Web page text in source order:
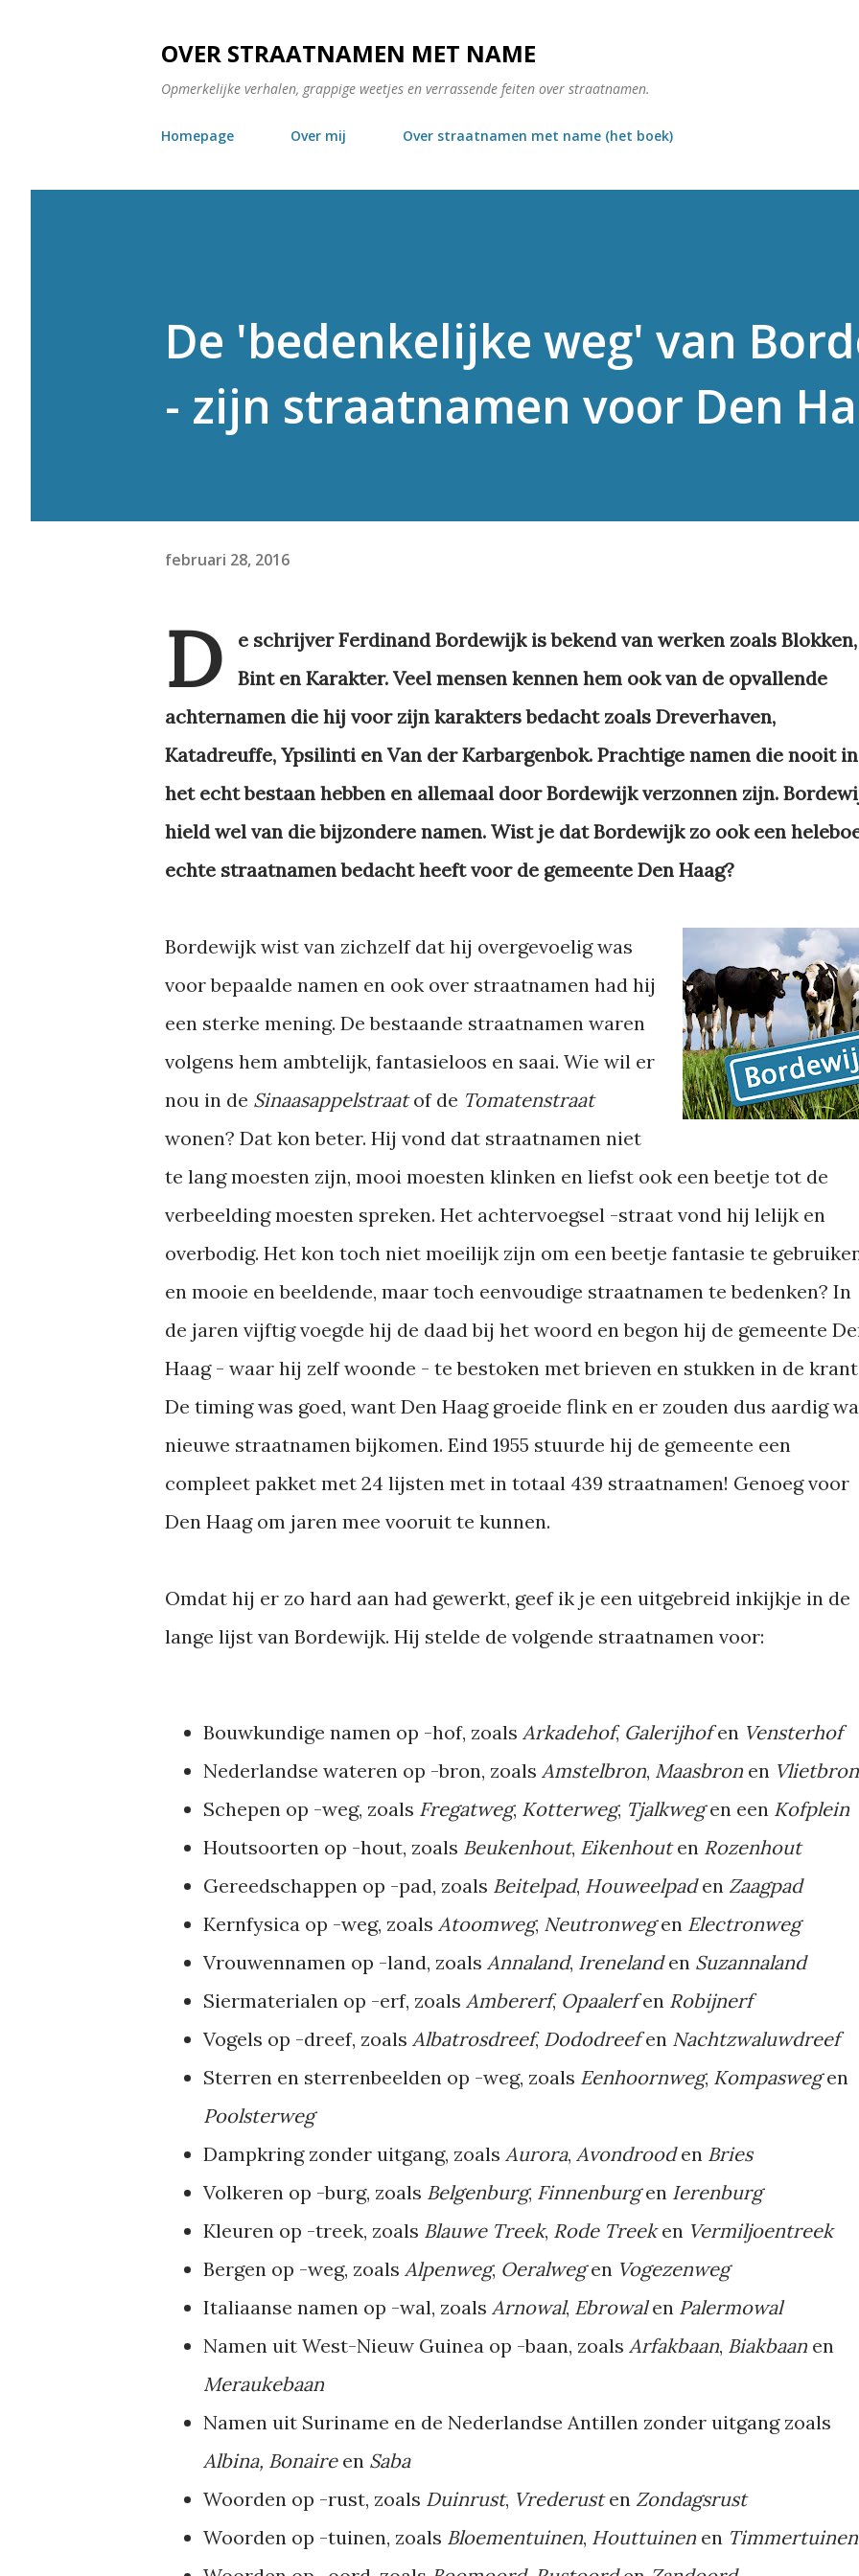
OVER STRAATNAMEN MET NAME
Opmerkelijke verhalen, grappige weetjes en verrassende feiten over straatnamen.
Homepage Over mij Over straatnamen met name (het boek)
De 'bedenkelijke weg' van
- zijn straatnamen voor Den
februari 28, 2016
D
e schrijver Ferdinand Bordewijk is bekend van werken zoals Blokken,
Bint en Karakter. Veel mensen kennen hem ook van de opvallende
achternamen die hij voor zijn karakters bedacht zoals Dreverhaven,
Katadreuffe, Ypsilinti en Van der Karbargenbok. Prachtige namen die nooit in
het echt bestaan hebben en allemaal door Bordewijk verzonnen zijn.
hield wel van die bijzondere namen. Wist je dat Bordewijk zo ook een
echte straatnamen bedacht heeft voor de gemeente Den Haag?
Bordewijk wist van zichzelf dat hij overgevoelig was
voor bepaalde namen en ook over straatnamen had hij
een sterke mening. De bestaande straatnamen waren
volgens hem ambtelijk, fantasieloos en saai. Wie wil er
nou in de Sinaasappelstraatof de Tomatenstraat
wonen? Dat kon beter. Hij vond dat straatnamen niet
te lang moesten zijn, mooi moesten klinken en liefst ook een beetje tot de
verbeelding moesten spreken. Het achtervoegsel -straat vond hij lelijk en
overbodig. Het kon toch niet moeilijk zijn om een beetje fantasie te
en mooie en beeldende, maar toch eenvoudige straatnamen te bedenken? In
de jaren vijftig voegde hij de daad bij het woord en begon hij de gemeente
Haag - waar hij zelf woonde - te bestoken met brieven en stukken in de
De timing was goed, want Den Haag groeide flink en er zouden dus aardig
nieuwe straatnamen bijkomen. Eind 1955 stuurde hij de gemeente een
compleet pakket met 24 lijsten met in totaal 439 straatnamen! Genoeg voor
Den Haag om jaren mee vooruit te kunnen.
Omdat hij er zo hard aan had gewerkt, geef ik je een uitgebreid inkijkje in de
lange lijst van Bordewijk. Hij stelde de volgende straatnamen voor:
Bouwkundige namen op -hof, zoals Arkadehof, Galerijhofen Vensterhof
Nederlandse wateren op -bron, zoals Amstelbron, Maasbron en Vlietbron
Schepen op -weg, zoals Fregatweg, Kotterweg, Tjalkwegen een Kofplein
Houtsoorten op -hout, zoals Beukenhout, Eikenhouten Rozenhout
Gereedschappen op -pad, zoals Beitelpad, Houweelpaden Zaagpad
Kernfysica op -weg, zoals Atoomweg, Neutronwegen Electronweg
Vrouwennamen op -land, zoals Annaland, Irenelanden Suzannaland
Siermaterialen op -erf, zoals Ambererf, Opaalerfen Robijnerf
Vogels op -dreef, zoals Albatrosdreef, Dododreefen Nachtzwaluwdreef
Sterren en sterrenbeelden op -weg, zoals Eenhoornweg, Kompaswegen
Poolsterweg
Dampkring zonder uitgang, zoals Aurora, Avondrooden Bries
Volkeren op -burg, zoals Belgenburg, Finnenburgen Ierenburg
Kleuren op -treek, zoals Blauwe Treek, Rode Treeken Vermiljoentreek
Bergen op -weg, zoals Alpenweg, Oeralwegen Vogezenweg
Italiaanse namen op -wal, zoals Arnowal, Ebrowalen Palermowal
Namen uit West-Nieuw Guinea op -baan, zoals Arfakbaan, Biakbaan en
Meraukebaan
Namen uit Suriname en de Nederlandse Antillen zonder uitgang zoals
Albina, Bonaireen Saba
Woorden op -rust, zoals Duinrust, Vrederusten Zondagsrust
Woorden op -tuinen, zoals Bloementuinen, Houttuinen en Timmertuinen